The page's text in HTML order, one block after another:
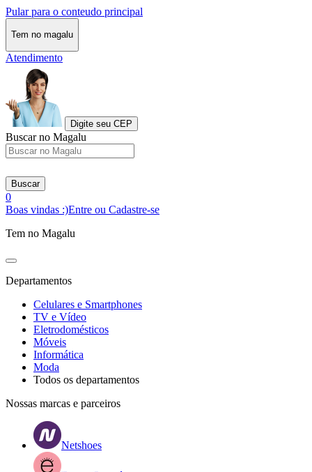
Pular para o conteudo principal
Tem no magalu
Atendimento
Digite seu CEP
Buscar no Magalu
Buscar
0
Boas vindas :)Entre ou Cadastre-se
Tem no Magalu
Departamentos
Celulares e Smartphones
TV e Vídeo
Eletrodomésticos
Móveis
Informática
Moda
Todos os departamentos
Nossas marcas e parceiros
Netshoes